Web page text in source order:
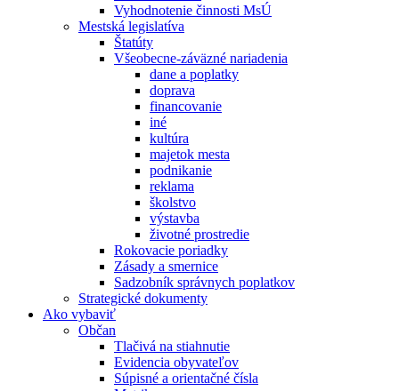
Vyhodnotenie činnosti MsÚ
Mestská legislatíva
Štatúty
Všeobecne-záväzné nariadenia
dane a poplatky
doprava
financovanie
iné
kultúra
majetok mesta
podnikanie
reklama
školstvo
výstavba
životné prostredie
Rokovacie poriadky
Zásady a smernice
Sadzobník správnych poplatkov
Strategické dokumenty
Ako vybaviť
Občan
Tlačivá na stiahnutie
Evidencia obyvateľov
Súpisné a orientačné čísla